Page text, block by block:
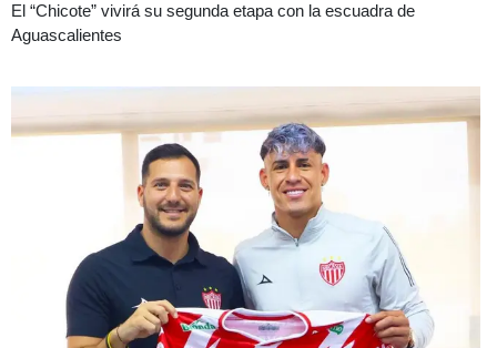
El “Chicote” vivirá su segunda etapa con la escuadra de
Aguascalientes